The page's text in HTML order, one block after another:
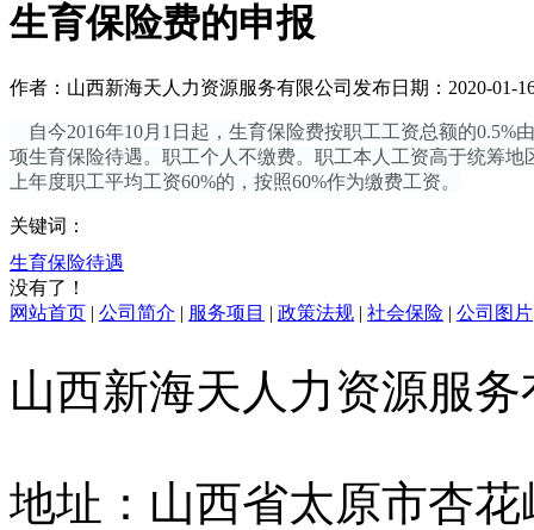
生育保险费的申报
作者：山西新海天人力资源服务有限公司 发布日期：2020-01-
自今2016年10月1日起，生育保险费按职工工资总额的0.5%
项生育保险待遇。职工个人不缴费。职工本人工资高于统筹
上年度职工平均工资60%的，按照60%作为缴费工资。
关键词：
生育保险待遇
没有了！
网站首页 | 公司简介 | 服务项目 | 政策法规 | 社会保险 | 公司图片
山西新海天人力资源服
地址：山西省太原市杏